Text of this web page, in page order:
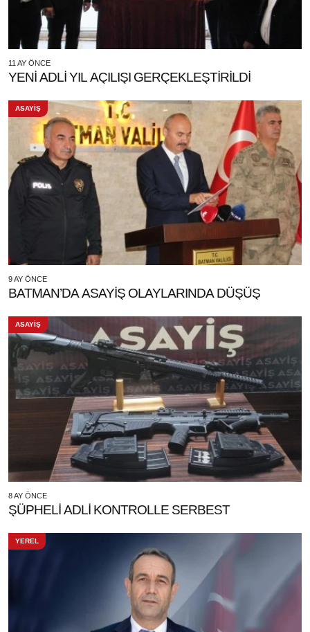
11 AY ÖNCE
YENİ ADLİ YIL AÇILIŞI GERÇEKLEŞTİRİLDİ
ASAYİŞ
9 AY ÖNCE
BATMAN’DA ASAYİŞ OLAYLARINDA DÜŞÜŞ
ASAYİŞ
8 AY ÖNCE
ŞÜPHELİ ADLİ KONTROLLE SERBEST
YEREL